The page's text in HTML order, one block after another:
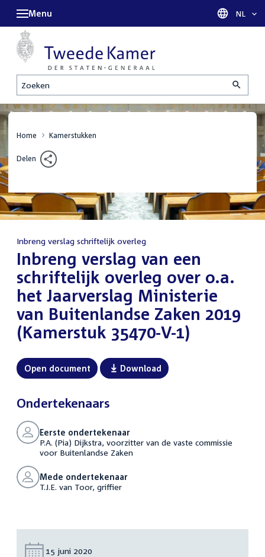
Zoeken
Menu Taal
NL
Home Kamerstukken
Delen
Inbreng verslag schriftelijk overleg
:Inbreng verslag van een
schriftelijk overleg over o.a.
het Jaarverslag Ministerie
van Buitenlandse Zaken 2019
(Kamerstuk 35470-V-1)
Open document Download
Ondertekenaars
Eerste ondertekenaar
P.A. (Pia) Dijkstra, voorzitter van de vaste commissie
voor Buitenlandse Zaken
Mede ondertekenaar
T.J.E. van Toor, griffier
Datum:
15 juni 2020